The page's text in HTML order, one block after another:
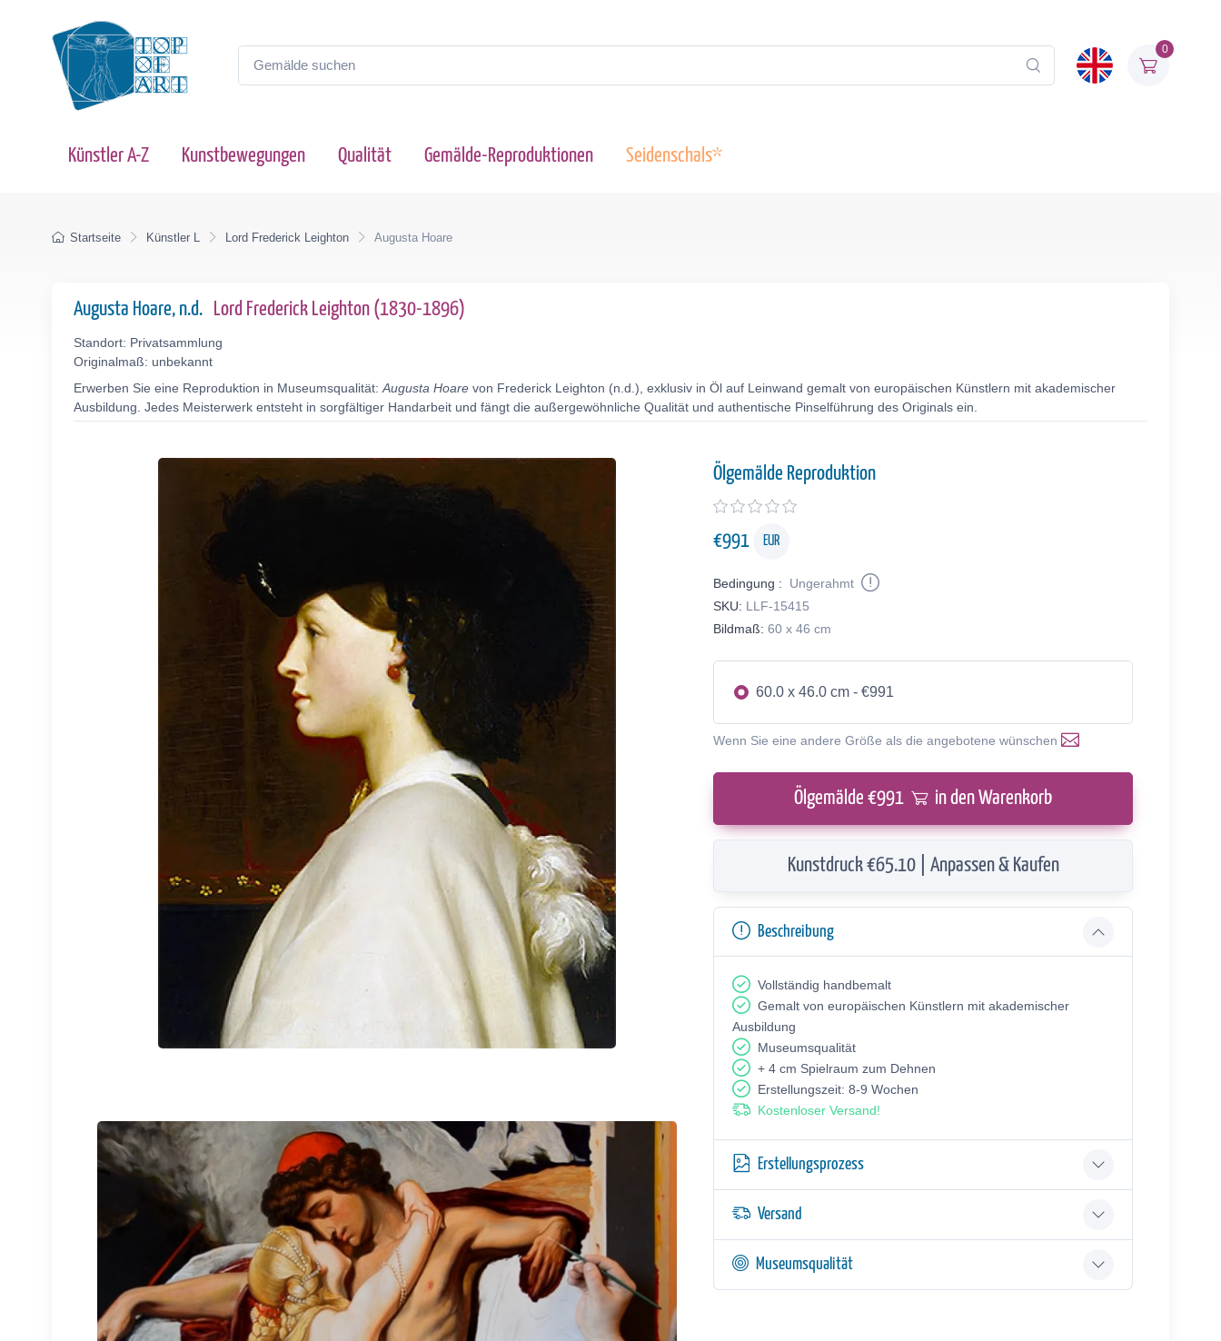
0
Künstler A-Z Kunstbewegungen Qualität Gemälde-Reproduktionen Seidenschals*
Startseite Künstler L Lord Frederick Leighton Augusta Hoare
Augusta Hoare, n.d. Lord Frederick Leighton (1830-1896)
Standort: Privatsammlung
Originalmaß: unbekannt
Erwerben Sie eine Reproduktion in Museumsqualität: Augusta Hoare von Frederick Leighton (n.d.), exklusiv in Öl auf Leinwand gemalt von europäischen Künstlern mit akademischer
Ausbildung. Jedes Meisterwerk entsteht in sorgfältiger Handarbeit und fängt die außergewöhnliche Qualität und authentische Pinselführung des Originals ein.
Ölgemälde Reproduktion
€991 EUR
Bedingung :
Ungerahmt
SKU: LLF-15415
Bildmaß: 60 x 46 cm
60.0 x 46.0 cm - €991
Wenn Sie eine andere Größe als die angebotene wünschen
Ölgemälde €991 in den Warenkorb
Kunstdruck €65.10 | Anpassen & Kaufen
Beschreibung
Vollständig handbemalt
Gemalt von europäischen Künstlern mit akademischer
Ausbildung
Museumsqualität
+ 4 cm Spielraum zum Dehnen
Erstellungszeit: 8-9 Wochen
Kostenloser Versand!
Erstellungsprozess
Versand
Museumsqualität